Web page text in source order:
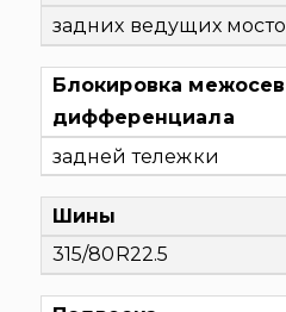
задних ведущих
Блокировка
дифференциала
задней тележки
Шины
315/80R22.5